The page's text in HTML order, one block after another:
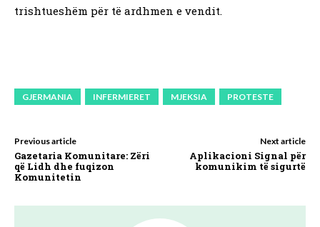
trishtueshëm për të ardhmen e vendit.
GJERMANIA INFERMIERET MJEKSIA PROTESTE
Previous article
Gazetaria Komunitare: Zëri
që Lidh dhe fuqizon
Komunitetin
Next article
Aplikacioni Signal për
komunikim të sigurtë